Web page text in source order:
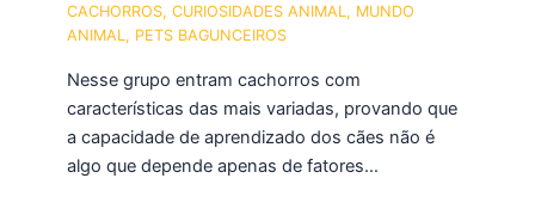
CACHORROS,CURIOSIDADES ANIMAL , MUNDO
ANIMAL , PETS BAGUNCEIROS
Nesse grupo entram cachorros com
características das mais variadas, provando que
a capacidade de aprendizado dos cães não é
algo que depende apenas de fatores…